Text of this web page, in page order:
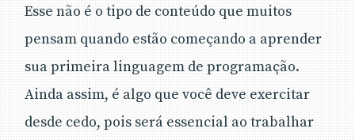
Esse não é o tipo de conteúdo que muitos
pensam quando estão começando a aprender
sua primeira linguagem de programação.
Ainda assim, é algo que você deve exercitar
desde cedo, pois será essencial ao trabalhar